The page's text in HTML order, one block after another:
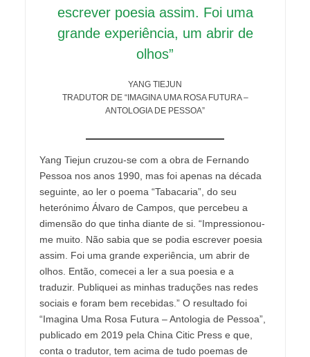
escrever poesia assim. Foi uma
grande experiência, um abrir de
olhos”
YANG TIEJUN
TRADUTOR DE “IMAGINA UMA ROSA FUTURA –
ANTOLOGIA DE PESSOA”
Yang Tiejun cruzou-se com a obra de Fernando
Pessoa nos anos 1990, mas foi apenas na década
seguinte, ao ler o poema “Tabacaria”, do seu
heterónimo Álvaro de Campos, que percebeu a
dimensão do que tinha diante de si. “Impressionou-
me muito. Não sabia que se podia escrever poesia
assim. Foi uma grande experiência, um abrir de
olhos. Então, comecei a ler a sua poesia e a
traduzir. Publiquei as minhas traduções nas redes
sociais e foram bem recebidas.” O resultado foi
“Imagina Uma Rosa Futura – Antologia de Pessoa”,
publicado em 2019 pela China Citic Press e que,
conta o tradutor, tem acima de tudo poemas de